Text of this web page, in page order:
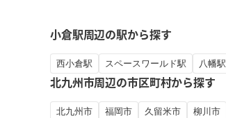
小倉駅周辺の駅から探す
西小倉駅 スペースワールド駅 八幡駅
北九州市周辺の市区町村から探す
北九州市 福岡市 久留米市 柳川市